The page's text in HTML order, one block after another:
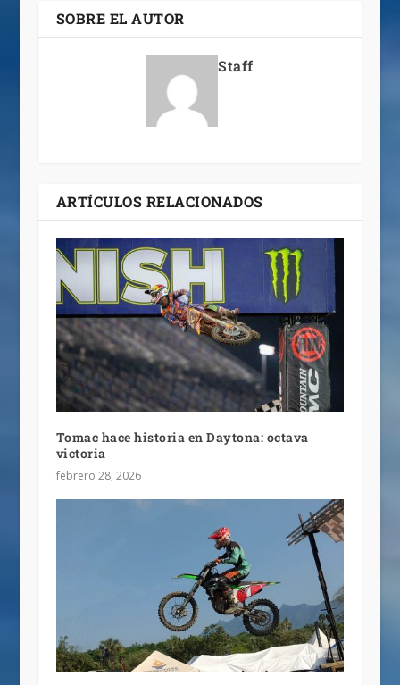
SOBRE EL AUTOR
Staff
ARTÍCULOS RELACIONADOS
Tomac hace historia en Daytona: octava
victoria
febrero 28, 2026